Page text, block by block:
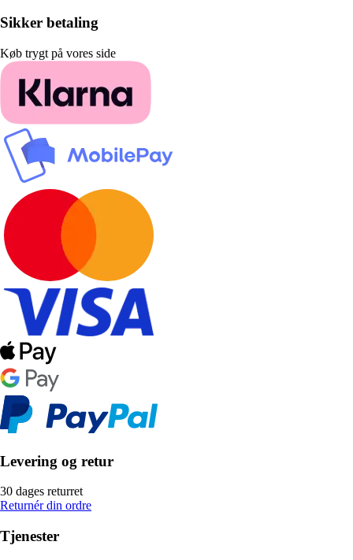
Sikker betaling
Køb trygt på vores side
Levering og retur
30 dages returret
Returnér din ordre
Tjenester